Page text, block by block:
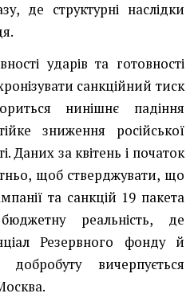
де структурні наслідки
ударів та готовності
санкційний тиск
нинішнє падіння
зниження російської
Даних за квітень і початок
щоб стверджувати, що
та санкцій 19 пакета
реальність, де
Резервного фонду й
вичерпується